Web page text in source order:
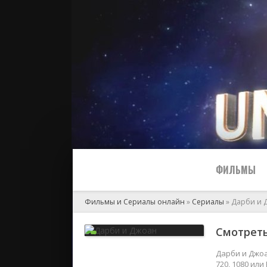
ФИЛЬМЫ
2024
Фильмы и Сериалы онлайн » Сериалы » Дарби и
Дарби и
720, 1080